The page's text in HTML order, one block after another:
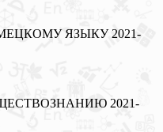
ЯЗЫКУ 2021-
2021-